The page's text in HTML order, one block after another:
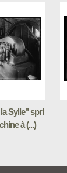
Sylle" sprl
à (...)